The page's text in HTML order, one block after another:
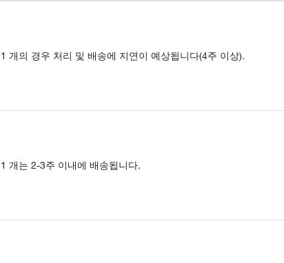
1 개의 경우 처리 및 배송에 지연이 예상됩니다(4주 이상).
1 개는 2-3주 이내에 배송됩니다.